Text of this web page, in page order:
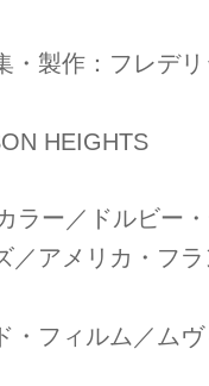
・製作：フレデリ
HEIGHTS
ラー／ドルビー
／アメリカ・フ
・フィルム／ムヴ